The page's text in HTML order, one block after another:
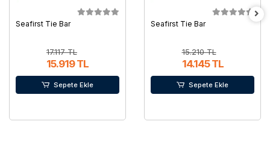
Seafirst Tie Bar
17.117 TL
15.919 TL
Sepete Ekle
Seafirst Tie Bar
15.210 TL
14.145 TL
Sepete Ekle